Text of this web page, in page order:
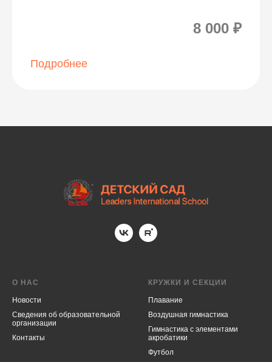
8 000 ₽
Подробнее
О НАС
Новости
Cведения об образовательной
организации
Контакты
КРУЖКИ И СЕКЦИИ
Плавание
Воздушная гимнастика
Гимнастика с элементами
акробатики
Футбол